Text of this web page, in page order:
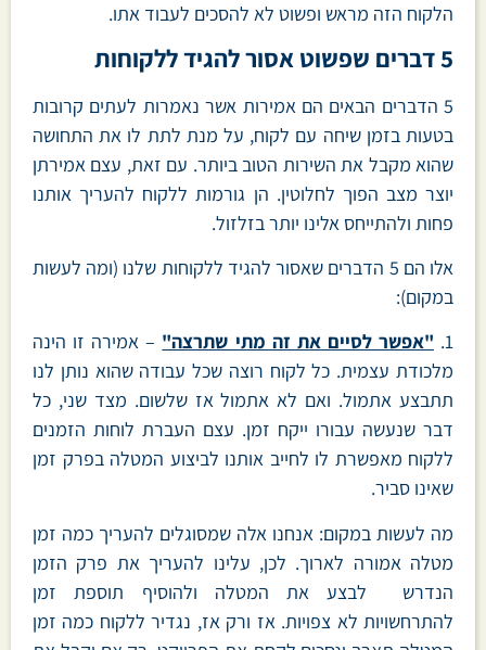
הלקוח הזה מראש ופשוט לא להסכים לעבוד אתו.
5 דברים שפשוט אסור להגיד ללקוחות
5 הדברים הבאים הם אמירות אשר נאמרות לעתים קרובות
בטעות בזמן שיחה עם לקוח, על מנת לתת לו את התחושה
שהוא מקבל את השירות הטוב ביותר. עם זאת, עצם אמירתן
יוצר מצב הפוך לחלוטין. הן גורמות ללקוח להעריך אותנו
פחות ולהתייחס אלינו יותר בזלזול.
אלו הם 5 הדברים שאסור להגיד ללקוחות שלנו (ומה לעשות
במקום):
1. "אפשר לסיים את זה מתי שתרצה" – אמירה זו הינה
מלכודת עצמית. כל לקוח רוצה שכל עבודה שהוא נותן לנו
תתבצע אתמול. ואם לא אתמול אז שלשום. מצד שני, כל
דבר שנעשה עבורו ייקח זמן. עצם העברת לוחות הזמנים
ללקוח מאפשרת לו לחייב אותנו לביצוע המטלה בפרק זמן
שאינו סביר.
מה לעשות במקום: אנחנו אלה שמסוגלים להעריך כמה זמן
מטלה אמורה לארוך. לכן, עלינו להעריך את פרק הזמן
הנדרש לבצע את המטלה ולהוסיף תוספת זמן
להתרחשויות לא צפויות. אז ורק אז, נגדיר ללקוח כמה זמן